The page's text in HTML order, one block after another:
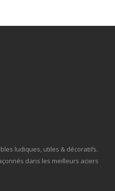
ludiques, utiles & décoratifs.
dans les meilleurs aciers